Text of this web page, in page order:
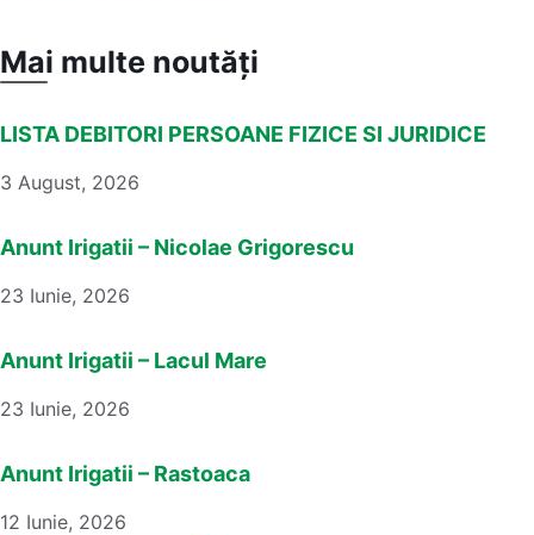
Mai multe noutăți
LISTA DEBITORI PERSOANE FIZICE SI JURIDICE
3 August, 2026
Anunt Irigatii – Nicolae Grigorescu
23 Iunie, 2026
Anunt Irigatii – Lacul Mare
23 Iunie, 2026
Anunt Irigatii – Rastoaca
12 Iunie, 2026